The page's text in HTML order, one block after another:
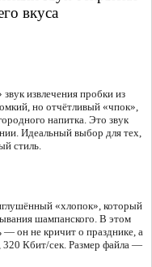
вкуса
извлечения пробки из
но отчётливый «чпок»,
напитка. Это звук
Идеальный выбор для тех,
стиль.
«хлопок», который
шампанского. В этом
— он не кричит о празднике, а
320 Кбит/сек. Размер файла —